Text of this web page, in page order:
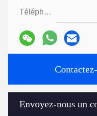
Téléphone:
Envoyez-nous un